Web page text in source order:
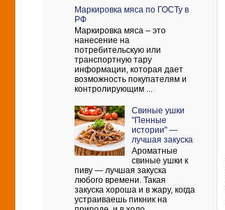
Маркировка мяса по ГОСТу в
РФ
Маркировка мяса – это
нанесение на
потребительскую или
транспортную тару
информации, которая дает
возможность покупателям и
контролирующим ...
Свиные ушки
"Пенные
истории" —
лучшая закуска
Ароматные
свиные ушки к
пиву — лучшая закуска
любого времени. Такая
закуска хороша и в жару, когда
устраиваешь пикник на